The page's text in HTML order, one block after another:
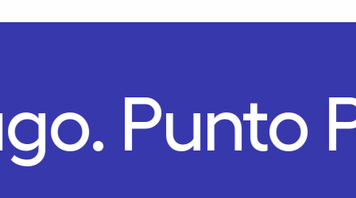
Punto